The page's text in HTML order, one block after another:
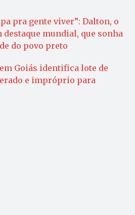
pra gente viver”: Dalton, o
destaque mundial, que sonha
do povo preto
Goiás identifica lote de
e impróprio para